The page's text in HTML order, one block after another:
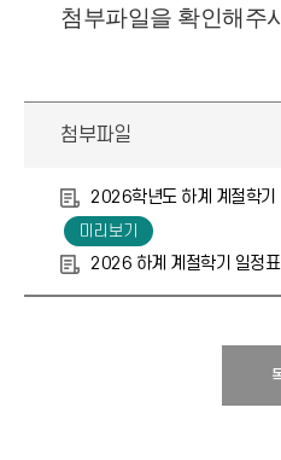
첨부파일을 확인해주
첨부파일
2026학년도 하계 계절학
2026 하계 계절학기 일정